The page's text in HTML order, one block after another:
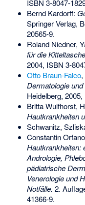
ISBN 3-8047-
Bernd Kardorff:
Springer Verlag,
20565-9.
Roland Niedner,
für die
2004, ISBN 3-
Otto Braun-Falco,
Dermatologie und
Heidelberg, 2005,
Britta Wulfhorst,
Hautkrankheiten
Schwanitz,
Constantin
Hautkrankheiten:
Andrologie,
pädiatrische
Venerologie und
Notfälle. 2.
41366-9.